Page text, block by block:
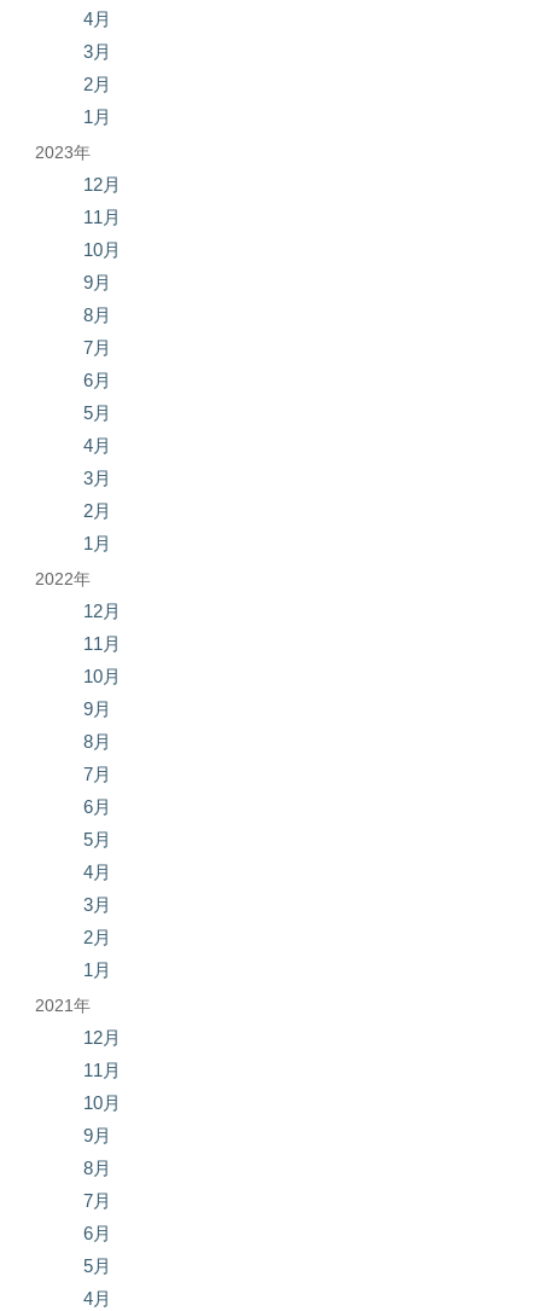
4月
3月
2月
1月
2023年
12月
11月
10月
9月
8月
7月
6月
5月
4月
3月
2月
1月
2022年
12月
11月
10月
9月
8月
7月
6月
5月
4月
3月
2月
1月
2021年
12月
11月
10月
9月
8月
7月
6月
5月
4月